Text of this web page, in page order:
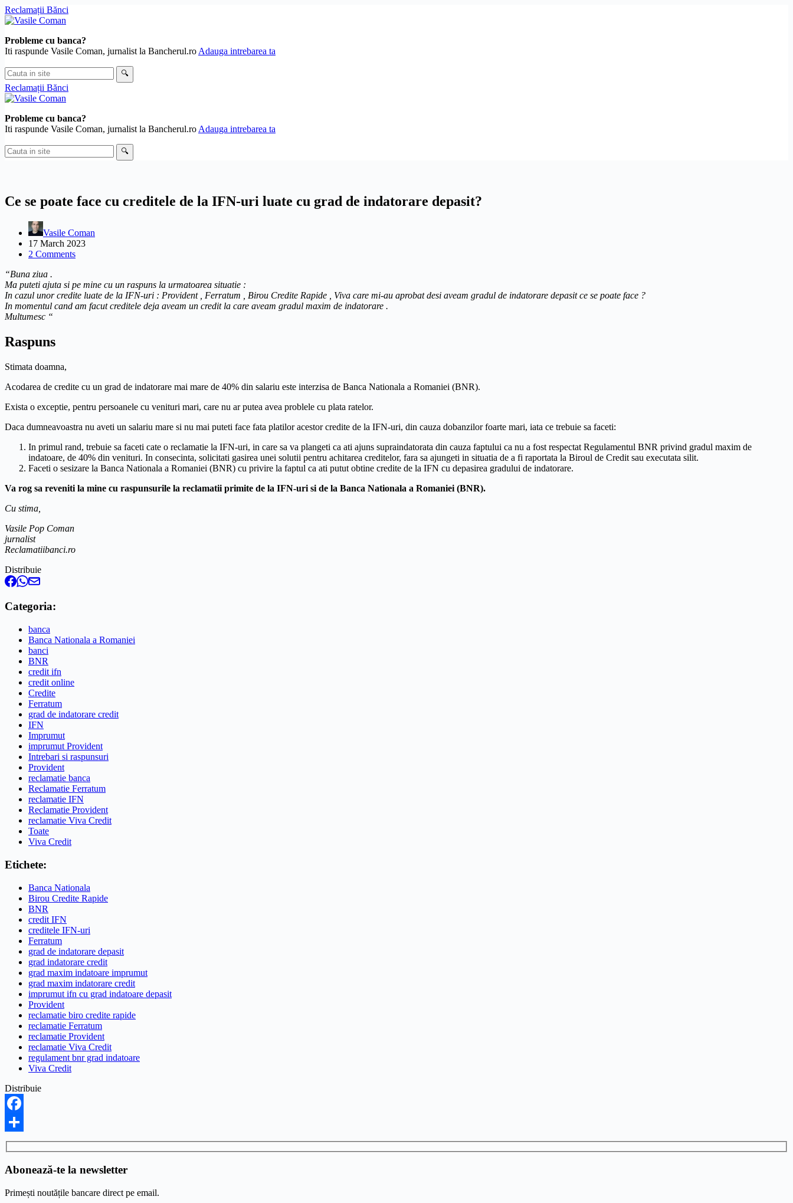
Skip
to
Reclamații Bănci
Probleme cu banca?
Iti raspunde Vasile Coman, jurnalist la Bancherul.ro Adauga intrebarea ta
Cauta
in
site
🔍
Reclamații Bănci
Probleme cu banca?
Iti raspunde Vasile Coman, jurnalist la Bancherul.ro Adauga intrebarea ta
Cauta
in
🔍
Ce se poate face cu creditele de la IFN-uri luate cu grad de indatorare depasit?
Vasile Coman
17 March 2023
2 Comments
“Buna ziua .
Ma puteti ajuta si pe mine cu un raspuns la urmatoarea situatie :
In cazul unor credite luate de la IFN-uri : Provident , Ferratum , Birou Credite Rapide , Viva care mi-au aprobat desi aveam gradul de indatorare depasit ce se poate face ?
In momentul cand am facut creditele deja aveam un credit la care aveam gradul maxim de indatorare .
Multumesc “
Raspuns
Stimata doamna,
Acodarea de credite cu un grad de indatorare mai mare de 40% din salariu este interzisa de Banca Nationala a Romaniei (BNR).
Exista o exceptie, pentru persoanele cu venituri mari, care nu ar putea avea problele cu plata ratelor.
Daca dumneavoastra nu aveti un salariu mare si nu mai puteti face fata platilor acestor credite de la IFN-uri, din cauza dobanzilor foarte mari, iata ce trebuie sa faceti:
In primul rand, trebuie sa faceti cate o reclamatie la IFN-uri, in care sa va plangeti ca ati ajuns supraindatorata din cauza faptului ca nu a fost respectat Regulamentul BNR privind gradul maxim de
indatoare, de 40% din venituri. In consecinta, solicitati gasirea unei solutii pentru achitarea creditelor, fara sa ajungeti in situatia de a fi raportata la Biroul de Credit sau executata silit.
Faceti o sesizare la Banca Nationala a Romaniei (BNR) cu privire la faptul ca ati putut obtine credite de la IFN cu depasirea gradului de indatorare.
Va rog sa reveniti la mine cu raspunsurile la reclamatii primite de la IFN-uri si de la Banca Nationala a Romaniei (BNR).
Cu stima,
Vasile Pop Coman
jurnalist
Reclamatiibanci.ro
Distribuie
Categoria:
banca
Banca Nationala a Romaniei
banci
BNR
credit ifn
credit online
Credite
Ferratum
grad de indatorare credit
IFN
Imprumut
imprumut Provident
Intrebari si raspunsuri
Provident
reclamatie banca
Reclamatie Ferratum
reclamatie IFN
Reclamatie Provident
reclamatie Viva Credit
Toate
Viva Credit
Etichete:
Banca Nationala
Birou Credite Rapide
BNR
credit IFN
creditele IFN-uri
Ferratum
grad de indatorare depasit
grad indatorare credit
grad maxim indatoare imprumut
grad maxim indatorare credit
imprumut ifn cu grad indatoare depasit
Provident
reclamatie biro credite rapide
reclamatie Ferratum
reclamatie Provident
reclamatie Viva Credit
regulament bnr grad indatoare
Viva Credit
Distribuie
Facebook
Share
Abonează-te la newsletter
Primești noutățile bancare direct pe email.